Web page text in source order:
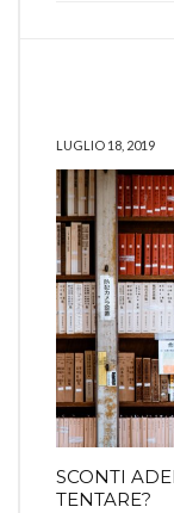
LUGLIO 18, 2019
SCONTI
TENTARE?